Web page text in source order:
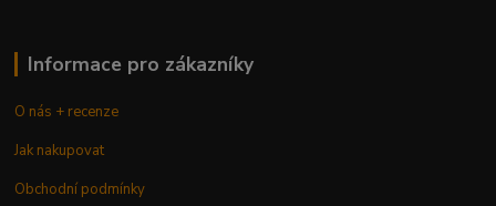
Informace pro zákazníky
O nás + recenze
Jak nakupovat
Obchodní podmínky